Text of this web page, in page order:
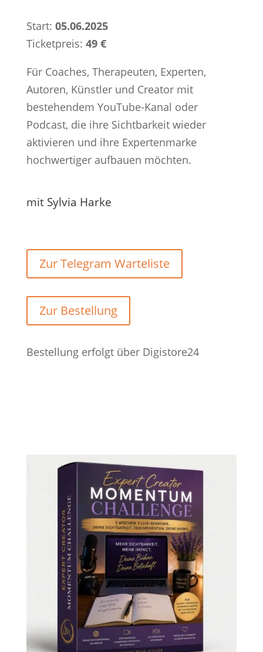
Start: 05.06.2025
Ticketpreis: 49 €
Für Coaches, Therapeuten, Experten,
Autoren, Künstler und Creator mit
bestehendem YouTube-Kanal oder
Podcast, die ihre Sichtbarkeit wieder
aktivieren und ihre Expertenmarke
hochwertiger aufbauen möchten.
mit Sylvia Harke
Zur Telegram Warteliste
Zur Bestellung
Bestellung erfolgt über Digistore24